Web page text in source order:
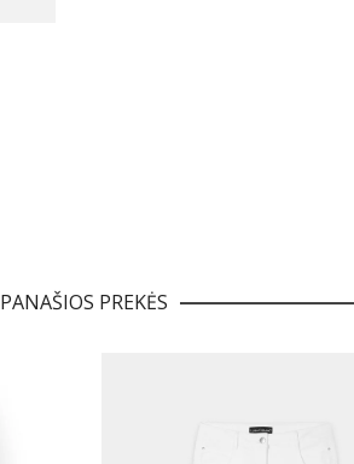
PANAŠIOS PREKĖS